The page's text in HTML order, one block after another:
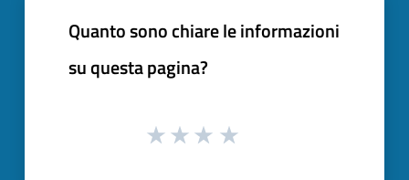
Quanto sono chiare le informazioni
su questa pagina?